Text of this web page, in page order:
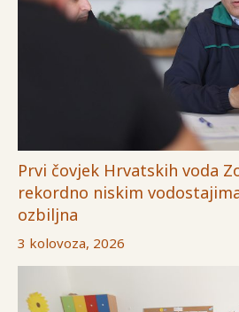
Prvi čovjek Hrvatskih voda
rekordno niskim
ozbiljna
3 kolovoza, 2026